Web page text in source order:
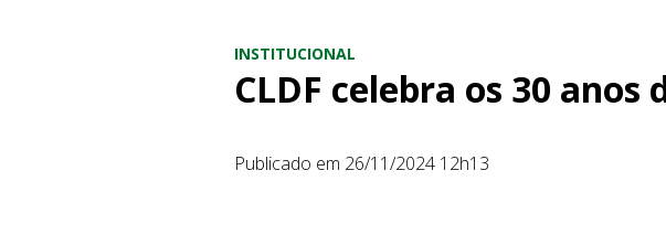
INSTITUCIONAL
CLDF celebra os 30
Publicado em 26/11/2024 12h13